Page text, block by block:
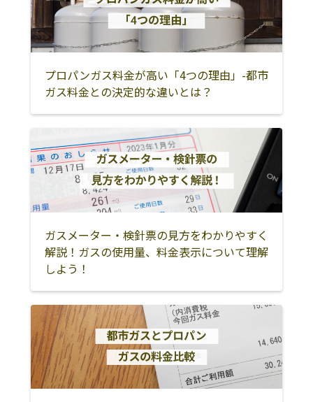
新田368-2
三河湾ガスター
441-3401 田原市
0531-23-4800
合資会社杉耕商
441-3613 田原市
田原市中山町宮
下7-6
0531-33-0388
株式会社大富
田原市田原町東
大浜48-1
0531-22-0266
丘83-1
株式会社川廣
株式会社小川石
田原市古田町広
海道30
0531-32-0242
株式会社オーテ
ック／田原営業
田原市大久保町
万五郎27-2
0531-24-0301
清須市 北名古屋市
愛知郡東郷町
西春日井郡豊山
丹羽郡大口町 丹羽郡扶桑町
津島市 愛西市
海部郡大治町
海部郡蟹江町
海部郡飛島村
大府市
東海市
常滑市
半田市
知多郡阿久比町
知多郡東浦町
知多郡南知多町
知多郡美浜町
知多郡武豊町
岡崎市
碧南市
刈谷市
豊田市
安城市
額田郡幸田町
豊橋市
蒲郡市
豊川市
新城市
田原市
北設楽郡設楽町
北設楽郡東栄町
北設楽郡豊根村
プロパンガス料金が高い「4つの理由」-都市
ガス料金との決定的な違いとは？
ガスメーター・検針票の見方をわかりやすく
解説！ガスの使用量、料金表示について理解
しよう！